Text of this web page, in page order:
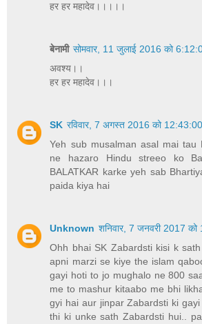
हर हर महादेव।।।।।
बेनामी सोमवार, 11 जुलाई 2016 को
अवश्य।।
हर हर महादेव।।।
SK रविवार, 7 अगस्त 2016 को
Yeh sub musalman asal mai tau
ne hazaro Hindu streeo ko
BALATKAR karke yeh sab
paida kiya hai
Unknown शनिवार, 7 जनवरी 2017
Ohh bhai SK Zabardsti kisi k
apni marzi se kiye the islam
gayi hoti to jo mughalo ne 800
me to mashur kitaabo me bhi
gyi hai aur jinpar Zabardsti ki
thi ki unke sath Zabardsti hui..